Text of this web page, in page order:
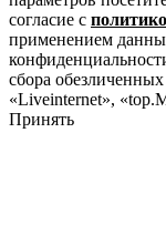
согласие с
применением
сбора
«Liveinternet»,
Принять